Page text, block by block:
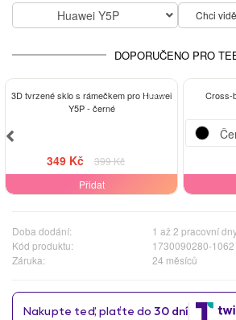
Huawei Y5P Chci
DOPORUČENO PRO
-13%
3D tvrzené sklo s rámečkem pro Huawei
Y5P - černé
349 Kč
399 Kč
Přidat
Cross-
Doba dodání:
1 až 2 pracovní
Kód produktu:
1730090280-1062
Záruka:
24 měsíců